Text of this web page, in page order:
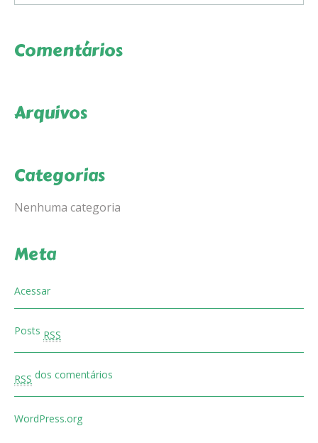
Comentários
Arquivos
Categorias
Nenhuma categoria
Meta
Acessar
Posts RSS
RSS dos comentários
WordPress.org